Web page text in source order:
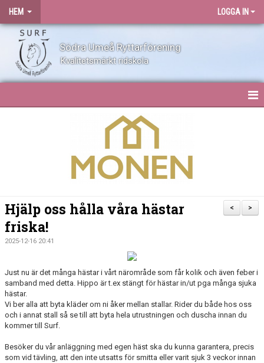
HEM LOGGA IN
Södra Umeå Ryttarförening
Kvalitetsmärkt ridskola
ANLÄGGNING
RIDHUSBOKNINGAR
IDEELLT ARBETE
PROVISIONSFÖRSÄLJNING
FRAMSTEG
>
<
Hjälp oss hålla våra hästar
friska!
2025-12-16 20:41
Just nu är det många hästar i vårt närområde som får kolik och även feber i
samband med detta. Hippo är t.ex stängt för hästar in/ut pga många sjuka
hästar.
Vi ber alla att byta kläder om ni åker mellan stallar. Rider du både hos oss
och i annat stall så se till att byta hela utrustningen och duscha innan du
kommer till Surf.
Besöker du vår anläggning med egen häst ska du kunna garantera, precis
som vid tävling, att den inte utsatts för smitta eller varit sjuk 3 veckor innan